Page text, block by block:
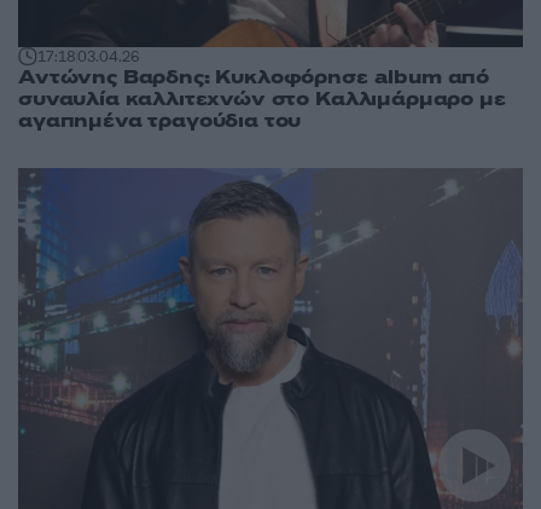
17:1803.04.26
Αντώνης Βαρδης: Κυκλοφόρησε album από
συναυλία καλλιτεχνών στο Καλλιμάρμαρο με
αγαπημένα τραγούδια του